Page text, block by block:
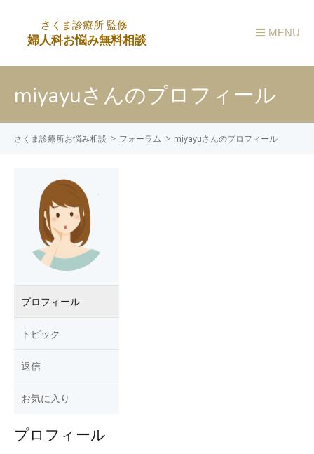
MENU
miyayuさんのプロフィール
さくま診療所お悩み相談 フォーラム miyayuさんのプロフィール
プロフィール
トピック
返信
お気に入り
プロフィール